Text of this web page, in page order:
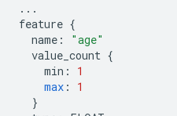
...
feature {
name :
"age"
value_count {
min :
1
max :
1
}